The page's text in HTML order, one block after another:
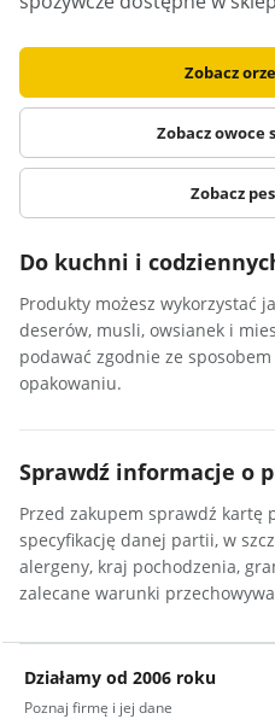
Zobacz
Zobacz owoce
Zobacz
Do kuchni i
Produkty możesz wykorzystać
deserów, musli, owsianek i
podawać zgodnie ze
opakowaniu.
Sprawdź informacje o
Przed zakupem sprawdź kartę
specyfikację danej partii, w
alergeny, kraj pochodzenia,
zalecane warunki
Działamy od 2006 roku
Poznaj firmę i jej dane